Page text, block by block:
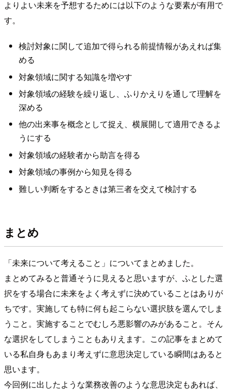
よりよい未来を予想するためには以下のような要素が有用で
す。
検討対象に関して追加で得られる前提情報があえれば集
める
対象領域に関する知識を増やす
対象領域の経験を繰り返し、ふりかえりを通して理解を
深める
他の出来事を概念として捉え、横展開して適用できるよ
うにする
対象領域の経験者から助言を得る
対象領域の事例から知見を得る
難しい判断をするときは第三者を交えて検討する
まとめ
「未来について考えること」についてまとめました。
まとめてみると普通そうに見えると思いますが、ふとした選
択をする場合に未来をよく考えずに決めていることはありが
ちです。実施しても特に何も起こらない選択肢を選んでしま
うこと。実施することでむしろ悪影響のみがあること。そん
な選択をしてしまうこともありえます。この記事をまとめて
いる私自身もあまり考えずに意思決定している瞬間はあると
思います。
今回例に出したような業務改善のような意思決定もあれば、